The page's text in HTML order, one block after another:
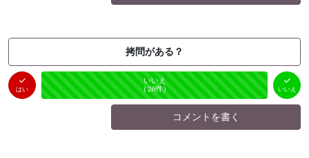
拷問がある？
はい
はい
（0件）
未投票
いいえ
（26件） いいえ
コメントを書く